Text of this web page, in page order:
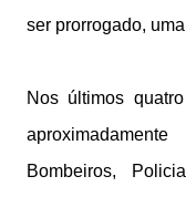
ser prorrogado,
Nos últimos
Bombeiros,